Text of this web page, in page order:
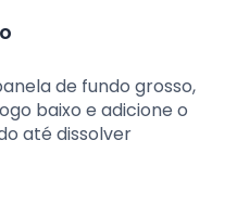
de fundo grosso,
baixo e adicione o
até dissolver